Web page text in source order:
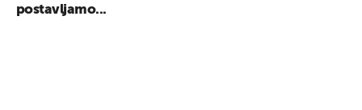
postavljamo...